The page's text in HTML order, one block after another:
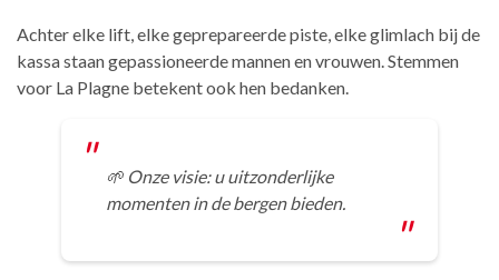
Achter elke lift, elke geprepareerde piste, elke glimlach bij de
kassa staan gepassioneerde mannen en vrouwen. Stemmen
voor La Plagne betekent ook hen bedanken.
🌱 Onze visie: u uitzonderlijke
momenten in de bergen bieden.